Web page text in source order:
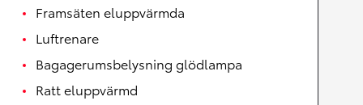
Framsäten eluppvärmda
Luftrenare
Bagagerumsbelysning glödlampa
Ratt eluppvärmd